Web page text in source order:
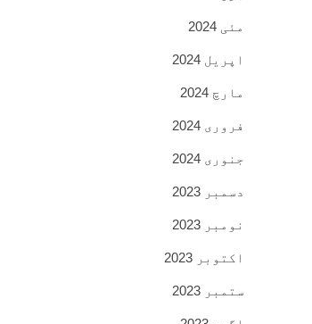
مئی 2024
اپریل 2024
مارچ 2024
فروری 2024
جنوری 2024
دسمبر 2023
نومبر 2023
اکتوبر 2023
ستمبر 2023